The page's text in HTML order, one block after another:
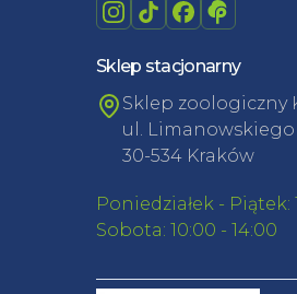
Sklep stacjonarny
Sklep zoologiczny
ul. Limanowskiego
30-534 Kraków
Poniedziałek - Piątek:
Sobota: 10:00 - 14:00